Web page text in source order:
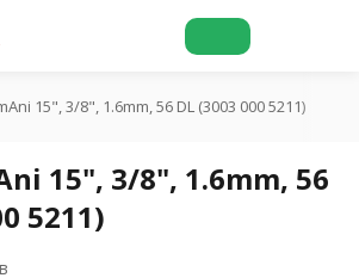
15", 3/8", 1.6mm, 56 DL (3003 000 5211)
15", 3/8", 1.6mm, 56
5211)